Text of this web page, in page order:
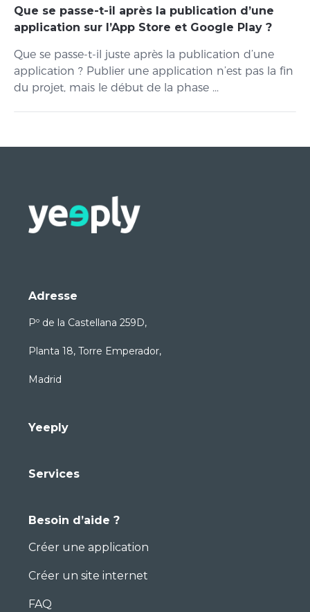
Que se passe-t-il après la publication d’une
application sur l’App Store et Google Play ?
Que se passe-t-il juste après la publication d’une
application ? Publier une application n’est pas la fin
du projet, mais le début de la phase ...
Adresse
Pº de la Castellana 259D,
Planta 18, Torre Emperador,
Madrid
Yeeply
Services
Besoin d’aide ?
Créer une application
Créer un site internet
FAQ